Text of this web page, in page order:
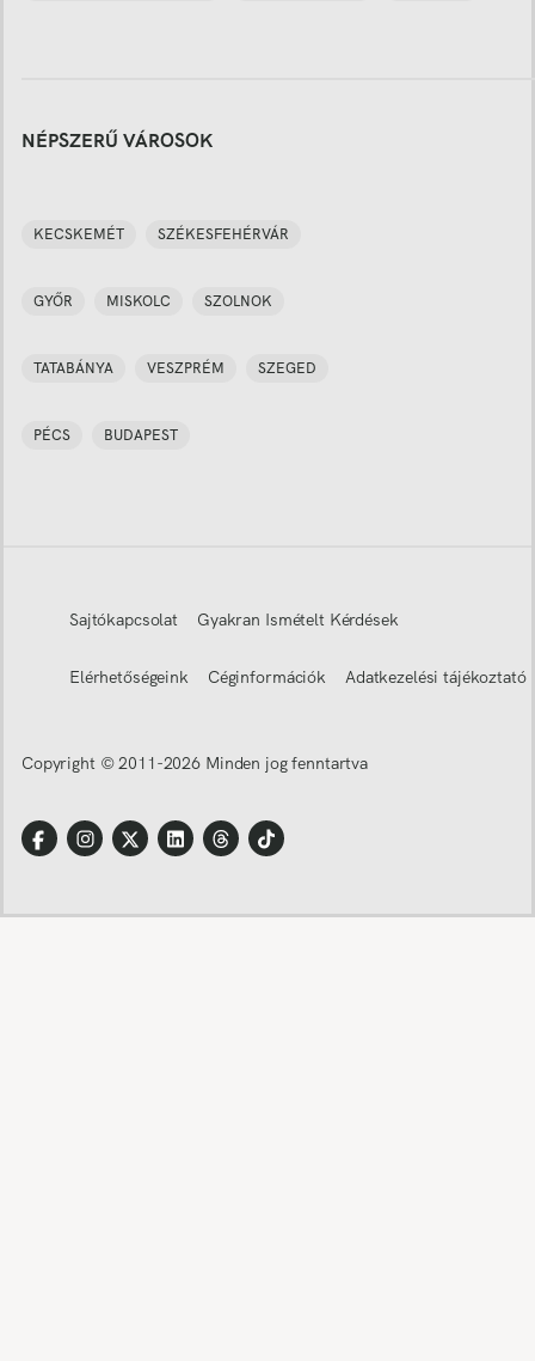
NÉPSZERŰ VÁROSOK
KECSKEMÉT SZÉKESFEHÉRVÁR
GYŐR MISKOLC SZOLNOK
TATABÁNYA VESZPRÉM SZEGED
PÉCS BUDAPEST
Sajtókapcsolat Gyakran Ismételt Kérdések
Elérhetőségeink Céginformációk Adatkezelési tájékoztató
Copyright © 2011-2026 Minden jog fenntartva